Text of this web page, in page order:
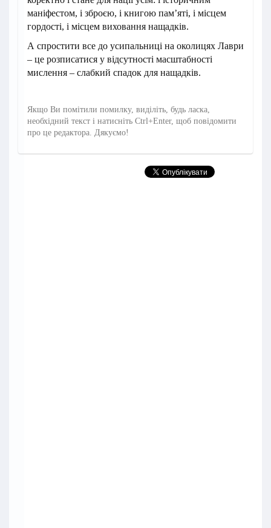
маніфестом, і зброєю, і книгою пам’яті, і місцем
гордості, і місцем виховання нащадків.
А спростити все до усипальниці на околицях Лаври
– це розписатися у відсутності масштабності
мислення – слабкий спадок для нащадків.
Якщо Ви помітили помилку, виділіть, будь ласка,
необхідний текст і натисніть Ctrl+Enter, щоб повідомити
про це редактора. Дякуємо!